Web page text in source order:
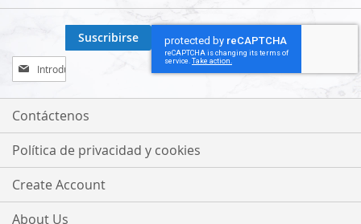
Inscríbase
a
nuestro
boletín
noticias:
Suscribirse
Contáctenos
Política de privacidad y cookies
Create Account
About Us